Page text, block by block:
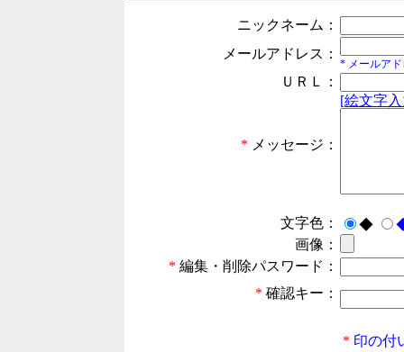
ニックネーム：
メールアドレス：
* メールア
ＵＲＬ：
* メッセージ：
[絵文字
文字色： ◆
画像：
* 編集・削除パスワード：
* 確認キー：
* 印の付